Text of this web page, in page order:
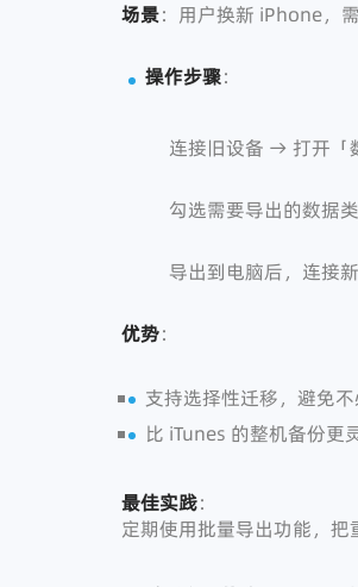
场景：用户换新 iPhone，
操作步骤：
连接旧设备 → 打开「
勾选需要导出的数据
导出到电脑后，连接
优势：
支持选择性迁移，避免不
比 iTunes 的整机备份更
最佳实践：
定期使用批量导出功能，把